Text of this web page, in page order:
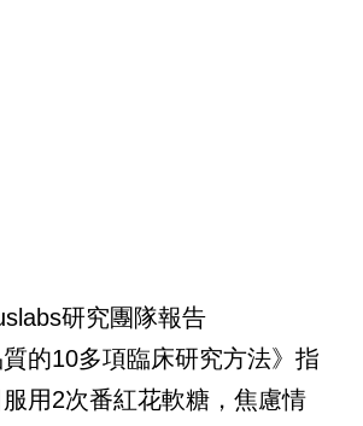
研究團隊報告
質的10多項臨床研究方法》指
用2次番紅花軟糖，焦慮情